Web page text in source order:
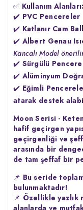
✅ Kullanım Alanları:
✔️ PVC Pencereler
✔️ Katlanır Cam
✔️ Albert Genau
Kancalı Model
✔️ Sürgülü
✔️ Alüminyum
✔️ Eğimli
atarak destek
Moon Serisi -
hafif geçirgen
geçirgenliği ve
arasında bir
de tam şeffaf bir
📌 Bu seride
bulunmaktadır!
📌 Özellikle yazlık
alanlarda ve